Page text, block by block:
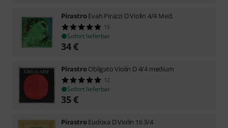
PirastroEvah Pirazzi D Violin 4/4 Med.
15
Sofort lieferbar
34€
PirastroObligato Violin D 4/4 medium
12
Sofort lieferbar
35€
PirastroEudoxa D Violin 16 3/4